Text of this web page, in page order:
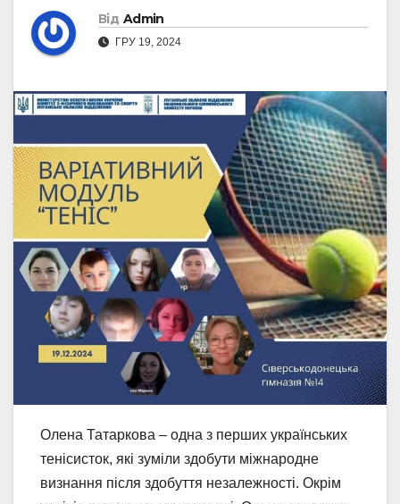
Від Admin
ГРУ 19, 2024
Олена Татаркова – одна з перших українських
тенісисток, які зуміли здобути міжнародне
визнання після здобуття незалежності. Окрім